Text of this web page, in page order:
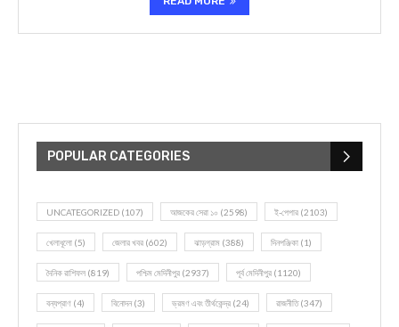
POPULAR CATEGORIES
UNCATEGORIZED (107) আজকের সেরা ১০ (2598) ই-পেপার (2103)
খেলাধূলো (5) জেলার খবর (602) ঝাড়গ্রাম (388) দিনপঞ্জিকা (1)
দৈনিক রাশিফল (819) পশ্চিম মেদিনীপুর (2937) পূর্ব মেদিনীপুর (1120)
বন্যপ্রাণ (4) বিনোদন(3) ভ্রমণ এবং তীর্থকেন্দ্র (24) রাজনীতি(347)